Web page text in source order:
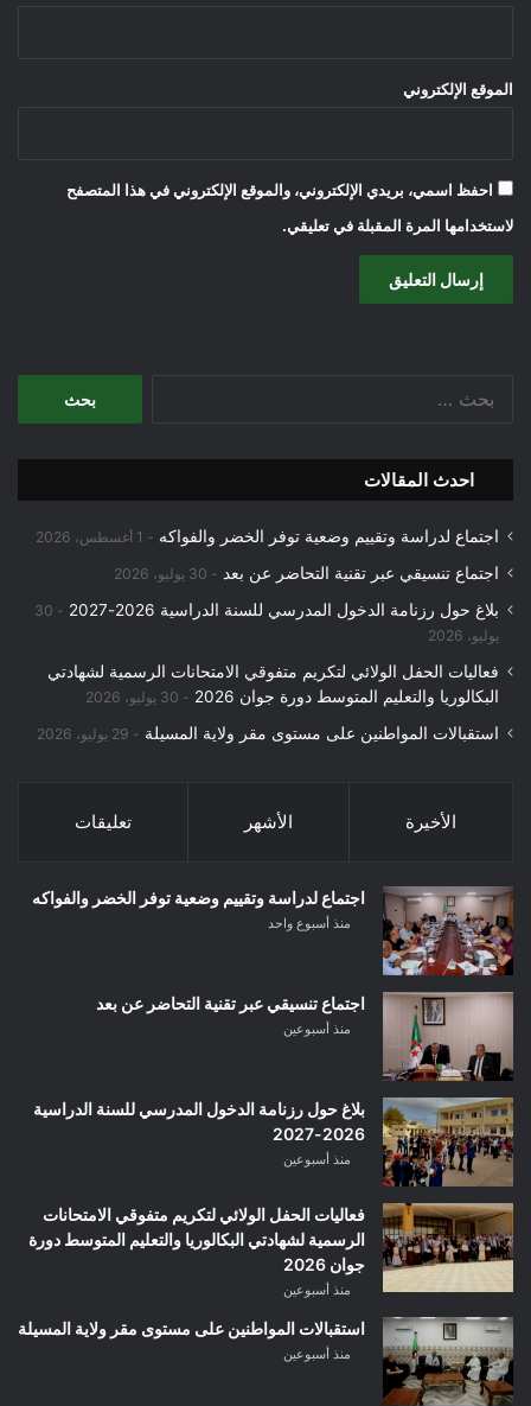
الموقع الإلكتروني
احفظ اسمي، بريدي الإلكتروني، والموقع الإلكتروني في هذا المتصفح
لاستخدامها المرة المقبلة في تعليقي.
احدث المقالات
اجتماع لدراسة وتقييم وضعية توفر الخضر والفواكه 1 أغسطس، 2026
اجتماع تنسيقي عبر تقنية التحاضر عن بعد 30 يوليو، 2026
بلاغ حول رزنامة الدخول المدرسي للسنة الدراسية 2026-2027
30
يوليو، 2026
فعاليات الحفل الولائي لتكريم متفوقي الامتحانات الرسمية لشهادتي
البكالوريا والتعليم المتوسط دورة جوان 2026
30 يوليو، 2026
استقبالات المواطنين على مستوى مقر ولاية المسيلة 29 يوليو، 2026
الأخيرة الأشهر تعليقات
اجتماع لدراسة وتقييم وضعية توفر الخضر والفواكه
منذ أسبوع واحد
اجتماع تنسيقي عبر تقنية التحاضر عن بعد
منذ أسبوعين
بلاغ حول رزنامة الدخول المدرسي للسنة الدراسية
2026-2027
منذ أسبوعين
فعاليات الحفل الولائي لتكريم متفوقي الامتحانات
الرسمية لشهادتي البكالوريا والتعليم المتوسط دورة
جوان 2026
منذ أسبوعين
استقبالات المواطنين على مستوى مقر ولاية المسيلة
منذ أسبوعين